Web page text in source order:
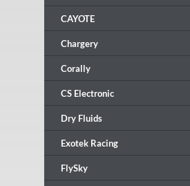
CAYOTE
Chargery
Corally
CS Electronic
Dry Fluids
Exotek Racing
FlySky